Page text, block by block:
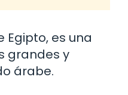
Egipto, es una
grandes y
árabe.